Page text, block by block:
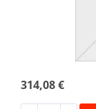
314,08 €